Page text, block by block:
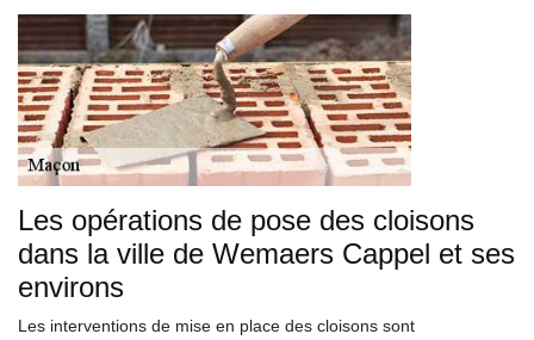
Les opérations de pose des cloisons
dans la ville de Wemaers Cappel et ses
environs
Les interventions de mise en place des cloisons sont